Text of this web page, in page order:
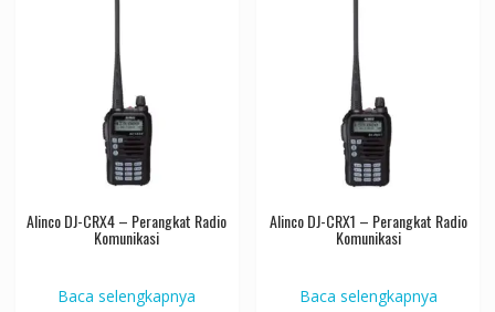
Alinco DJ-CRX4 – Perangkat Radio
Komunikasi
Baca selengkapnya
Alinco DJ-CRX1 – Perangkat Radio
Komunikasi
Baca selengkapnya